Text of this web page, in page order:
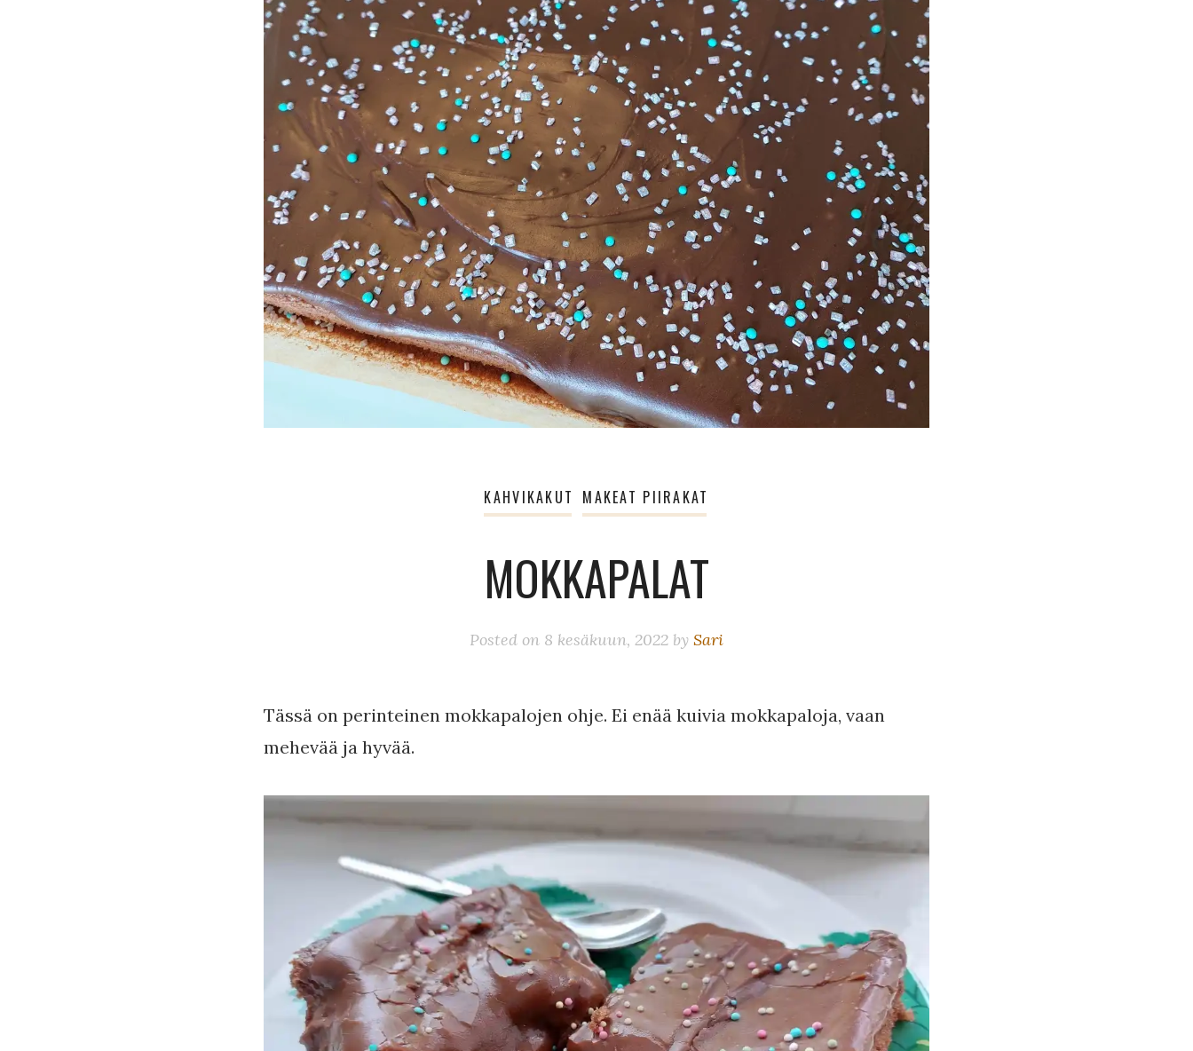
KAHVIKAKUT MAKEAT PIIRAKAT
MOKKAPALAT
Posted on 8 kesäkuun, 2022 by Sari
Tässä on perinteinen mokkapalojen ohje. Ei enää kuivia mokkapaloja, vaan
mehevää ja hyvää.